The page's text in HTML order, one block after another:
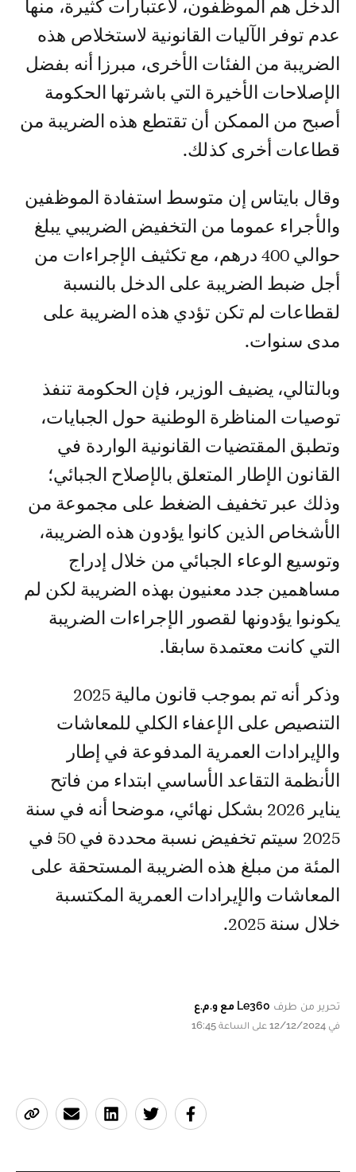
الدخل هم الموظفون، لاعتبارات كثيرة، منها
عدم توفر الآليات القانونية لاستخلاص هذه
الضريبة من الفئات الأخرى، مبرزا أنه بفضل
الإصلاحات الأخيرة التي باشرتها الحكومة
أصبح من الممكن أن تقتطع هذه الضريبة من
قطاعات أخرى كذلك.
وقال بايتاس إن متوسط استفادة الموظفين
والأجراء عموما من التخفيض الضريبي يبلغ
حوالي 400 درهم، مع تكثيف الإجراءات من
أجل ضبط الضريبة على الدخل بالنسبة
لقطاعات لم تكن تؤدي هذه الضريبة على
مدى سنوات.
وبالتالي، يضيف الوزير، فإن الحكومة تنفذ
توصيات المناظرة الوطنية حول الجبايات،
وتطبق المقتضيات القانونية الواردة في
القانون الإطار المتعلق بالإصلاح الجبائي؛
وذلك عبر تخفيف الضغط على مجموعة من
الأشخاص الذين كانوا يؤدون هذه الضريبة،
وتوسيع الوعاء الجبائي من خلال إدراج
مساهمين جدد معنيون بهذه الضريبة لكن لم
يكونوا يؤدونها لقصور الإجراءات الضريبة
التي كانت معتمدة سابقا.
وذكر أنه تم بموجب قانون مالية 2025
التنصيص على الإعفاء الكلي للمعاشات
والإيرادات العمرية المدفوعة في إطار
الأنظمة التقاعد الأساسي ابتداء من فاتح
يناير 2026 بشكل نهائي، موضحا أنه في سنة
2025 سيتم تخفيض نسبة محددة في 50 في
المئة من مبلغ هذه الضريبة المستحقة على
المعاشات والإيرادات العمرية المكتسبة
خلال سنة 2025.
تحرير من طرف Le360 مع و.م.ع
في 12/12/2024 على الساعة 16:45